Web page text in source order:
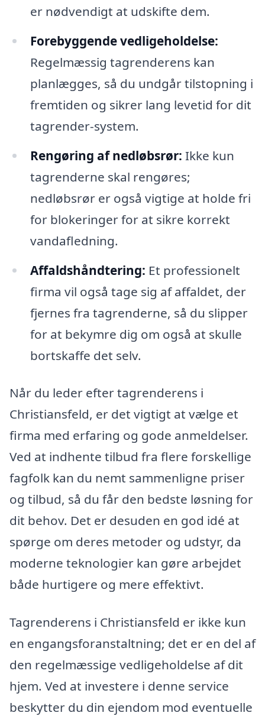
er nødvendigt at udskifte dem.
Forebyggende vedligeholdelse:
Regelmæssig tagrenderens kan
planlægges, så du undgår tilstopning i
fremtiden og sikrer lang levetid for dit
tagrender-system.
Rengøring af nedløbsrør: Ikke kun
tagrenderne skal rengøres;
nedløbsrør er også vigtige at holde fri
for blokeringer for at sikre korrekt
vandafledning.
Affaldshåndtering: Et professionelt
firma vil også tage sig af affaldet, der
fjernes fra tagrenderne, så du slipper
for at bekymre dig om også at skulle
bortskaffe det selv.
Når du leder efter tagrenderens i
Christiansfeld, er det vigtigt at vælge et
firma med erfaring og gode anmeldelser.
Ved at indhente tilbud fra flere forskellige
fagfolk kan du nemt sammenligne priser
og tilbud, så du får den bedste løsning for
dit behov. Det er desuden en god idé at
spørge om deres metoder og udstyr, da
moderne teknologier kan gøre arbejdet
både hurtigere og mere effektivt.
Tagrenderens i Christiansfeld er ikke kun
en engangsforanstaltning; det er en del af
den regelmæssige vedligeholdelse af dit
hjem. Ved at investere i denne service
beskytter du din ejendom mod eventuelle